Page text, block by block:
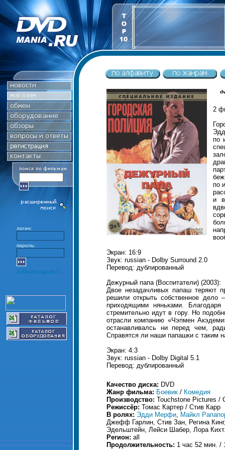
логин:
пароль:
Забыли пароль?
2
по
по
и
Экран: 16:9
Звук: russian - Dolby Surround 2.0
Перевод: дублированный
Дежурный папа (Воспитатели) (2003):
Двое незадачливых папаш теряют
решили открыть собственное дело
приходящими няньками.
стремительно идут в гору. Но
отрасли компанию «Чэпмен
останавливалсь ни перед чем,
Справятся ли наши папашки с таким
Экран: 4:3
Звук: russian - Dolby Digital 5.1
Перевод: дублированный
Качество диска: DVD
Жанр фильма: Боевик / Комедия
Производство: Touchstone Pictures /
Режиссёр: Томас Картер / Стив Карр
В ролях: Эдди Мерфи, Майкл
Джефф Гарлин, Стив Зан, Регина
Эдельштейн, Лейси Шабер, Лора
Регион: all
Продолжительность: 1 час 52 мин. /